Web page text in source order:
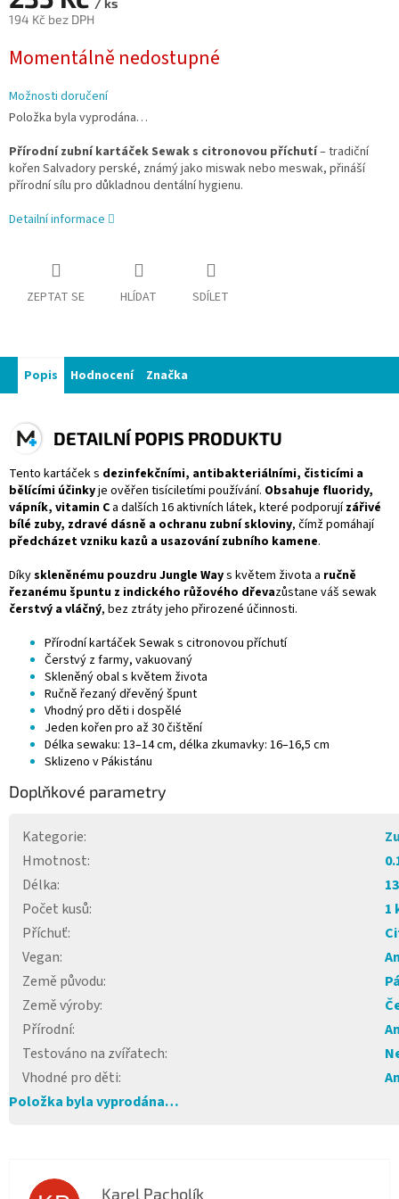
/ ks
194 Kč bez DPH
cena:
Momentálně nedostupné
Možnosti doručení
Položka byla vyprodána…
Přírodní zubní kartáček Sewak s citronovou příchutí– tradiční
kořen Salvadory perské, známý jako miswak nebo meswak, přináší
přírodní sílu pro důkladnou dentální hygienu.
Detailní informace
ZEPTAT SE HLÍDAT SDÍLET
Popis Hodnocení Značka
DETAILNÍ POPIS PRODUKTU
Tento kartáček s dezinfekčními, antibakteriálními, čisticími a
bělícími účinkyje ověřen tisíciletími používání. Obsahuje fluoridy,
vápník, vitamin C a dalších 16 aktivních látek, které podporujízářivé
bílé zuby, zdravé dásně a ochranu zubní skloviny, čímž pomáhají
předcházet vzniku kazů a usazování zubního kamene.
Díkyskleněnému pouzdru Jungle Ways květem života a ručně
řezanému špuntu z indického růžového dřevazůstane váš sewak
čerstvý a vláčný, bez ztráty jeho přirozené účinnosti.
Přírodní kartáček Sewak s citronovou příchutí
Čerstvý z farmy, vakuovaný
Skleněný obal s květem života
Ručně řezaný dřevěný špunt
Vhodný pro děti i dospělé
Jeden kořen pro až 30 čištění
Délka sewaku: 13–14 cm, délka zkumavky: 16–16,5 cm
Sklizeno v Pákistánu
Doplňkové parametry
Kategorie:
Hmotnost:
Délka:
Počet kusů:
1
Příchuť:
Vegan:
Země původu:
Země výroby:
Přírodní:
Testováno na zvířatech:
Vhodné pro děti:
Položka byla vyprodána…
Karel Pacholík